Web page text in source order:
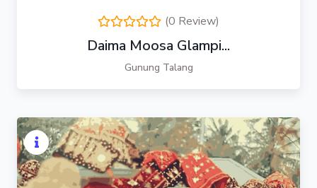
(0 Review)
Daima Moosa Glampi...
Gunung Talang